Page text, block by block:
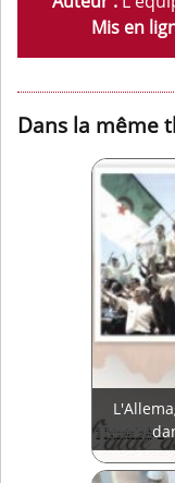
Mis en
Dans la même